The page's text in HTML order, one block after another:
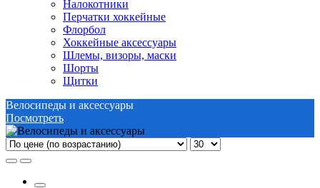
Налокотники
Перчатки хоккейные
Флорбол
Хоккейные аксессуары
Шлемы, визоры, маски
Шорты
Щитки
Велосипеды и аксессуары
Посмотреть